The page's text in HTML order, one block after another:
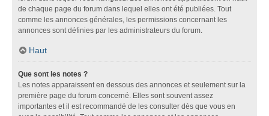
de chaque page du forum dans lequel elles ont été publiées. Tout
comme les annonces générales, les permissions concernant les
annonces sont définies par les administrateurs du forum.
Haut
Que sont les notes ?
Les notes apparaissent en dessous des annonces et seulement sur la
première page du forum concerné. Elles sont souvent assez
importantes et il est recommandé de les consulter dès que vous en